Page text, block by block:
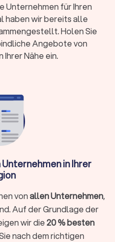
den Parteien hilft, eine
Streit zu finden. Der
sondern
ihre Interessen und
zu klären und
Die Mediation wird häufig
und auch in
es, die Kontrolle über den
der Konfliktparteien zu
von einem Richter oder
– an der Erarbeitung einer
ist. Dies fördert
zwischen den Parteien
Unternehmen für Ihren
haben wir bereits alle
Holen Sie
Angebote von
Ihrer Nähe ein.
in Ihrer
vonallen Unternehmen,
Auf der Grundlage der
wir die20 % besten
nach dem richtigen